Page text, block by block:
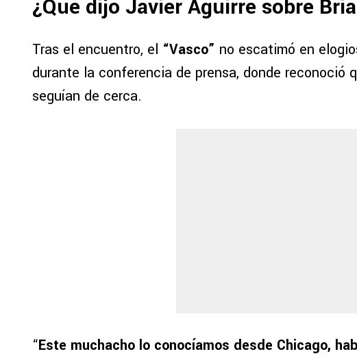
¿Qué dijo Javier Aguirre sobre
Tras el encuentro, el “Vasco” no escatimó en
durante la conferencia de prensa, donde reconoció
seguían de cerca.
“Este muchacho lo conocíamos desde Chicago,